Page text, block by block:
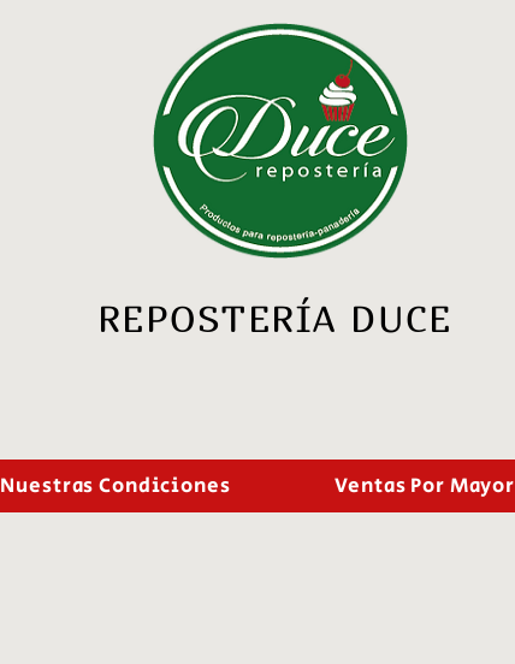
REPOSTERÍA DUCE
Nuestras Condiciones Ventas Por Mayor